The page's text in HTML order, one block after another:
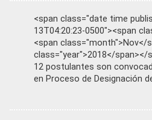
<span class="date time
13T04:20:23-0500"><span
<span class="month">Nov</
class="year">2018</span></
12 postulantes son
en Proceso de Designación